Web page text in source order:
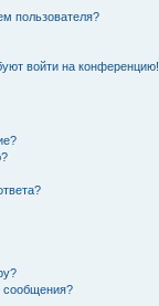
пользователя?
войти на конференцию!
сообщения?